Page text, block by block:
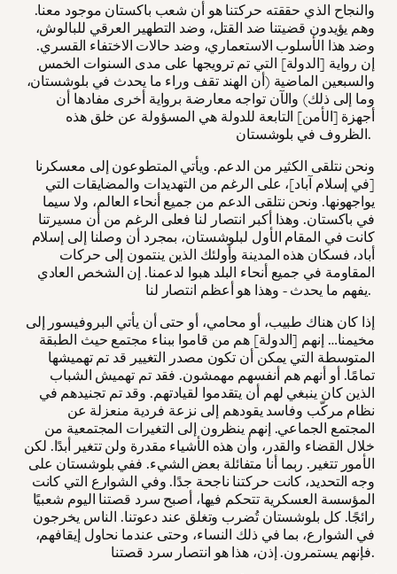
والنجاح الذي حققته حركتنا هو أن شعب باكستان موجود معنا.
وهم يؤيدون قضيتنا ضد القتل، وضد التطهير العرقي للبالوش،
وضد هذا الأسلوب الاستعماري، وضد حالات الاختفاء القسري.
إن رواية [الدولة] التي تم ترويجها على مدى السنوات الخمس
والسبعين الماضية (أن الهند تقف وراء ما يحدث في بلوشستان،
وما إلى ذلك) والآن تواجه معارضة برواية أخرى مفادها أن
أجهزة [الأمن] التابعة للدولة هي المسؤولة عن خلق هذه
الظروف في بلوشستان.
ونحن نتلقى الكثير من الدعم. ويأتي المتطوعون إلى معسكرنا
[في إسلام آباد]، على الرغم من التهديدات والمضايقات التي
يواجهونها. ونحن نتلقى الدعم من جميع أنحاء العالم، ولا سيما
في باكستان. وهذا أكبر انتصار لنا فعلى الرغم من أن مسيرتنا
كانت في المقام الأول لبلوشستان، بمجرد أن وصلنا إلى إسلام
أباد، فسكان هذه المدينة وأولئك الذين ينتمون إلى حركات
المقاومة في جميع أنحاء البلد هبوا لدعمنا. إن الشخص العادي
يفهم ما يحدث - وهذا هو أعظم انتصار لنا.
إذا كان هناك طبيب، أو محامي، أو حتى أن يأتي البروفيسور إلى
مخيمنا… إنهم [الدولة] هم من قاموا ببناء مجتمع حيث الطبقة
المتوسطة التي يمكن أن تكون مصدر التغيير قد تم تهميشها
تمامًا. أو أنهم هم أنفسهم مهمشون. فقد تم تهميش الشباب
الذين كان ينبغي لهم أن يتقدموا لقيادتهم. وقد تم تجنيدهم في
نظام مركّب وفاسد يقودهم إلى نزعة فردية منعزلة عن
المجتمع الجماعي. إنهم ينظرون إلى التغيرات المجتمعية من
خلال القضاء والقدر، وأن هذه الأشياء مقدرة ولن تتغير أبدًا. لكن
الأمور تتغير. ربما أنا متفائلة بعض الشيء. ففي بلوشستان على
وجه التحديد، كانت حركتنا ناجحة جدًا. وفي الشوارع التي كانت
المؤسسة العسكرية تتحكم فيها، أصبح سرد قصتنا اليوم شعبيًا
رائجًا. كل بلوشستان تُضرب وتغلق عند دعوتنا. الناس يخرجون
في الشوارع، بما في ذلك النساء، وحتى عندما نحاول إيقافهم،
فإنهم يستمرون. إذن، هذا هو انتصار سرد قصتنا.